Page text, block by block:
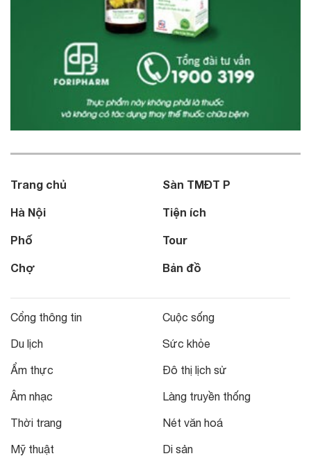
Trang chủ
Hà Nội
Phố
Chợ
Sàn TMĐT P
Tiện ích
Tour
Bản đồ
Cổng thông tin
Du lịch
Ẩm thực
Âm nhạc
Thời trang
Mỹ thuật
Cuộc sống
Sức khỏe
Đô thị lịch sử
Làng truyền thống
Nét văn hoá
Di sản